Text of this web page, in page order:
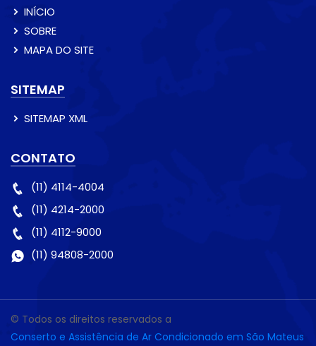
INÍCIO
SOBRE
MAPA DO SITE
SITEMAP
SITEMAP XML
CONTATO
(11) 4114-4004
(11) 4214-2000
(11) 4112-9000
(11) 94808-2000
© Todos os direitos reservados a
Conserto e Assistência de Ar Condicionado em São Mateus